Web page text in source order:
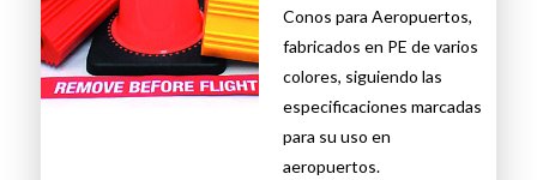
Conos para Aeropuertos,
fabricados en PE de varios
colores, siguiendo las
especificaciones marcadas
para su uso en
aeropuertos.